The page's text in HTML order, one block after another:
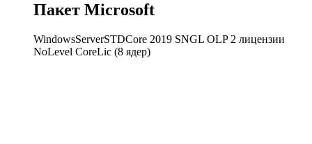
Пакет Microsoft
WindowsServerSTDCore 2019 SNGL OLP 2 лицензии
NoLevel CoreLic (8 ядер)